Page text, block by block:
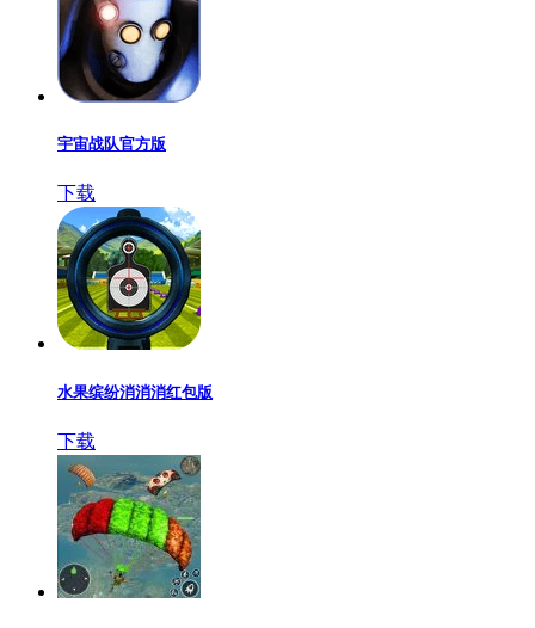
宇宙战队官方版
下载
水果缤纷消消消红包版
下载